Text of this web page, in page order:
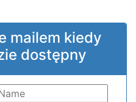
mailem kiedy
dostępny